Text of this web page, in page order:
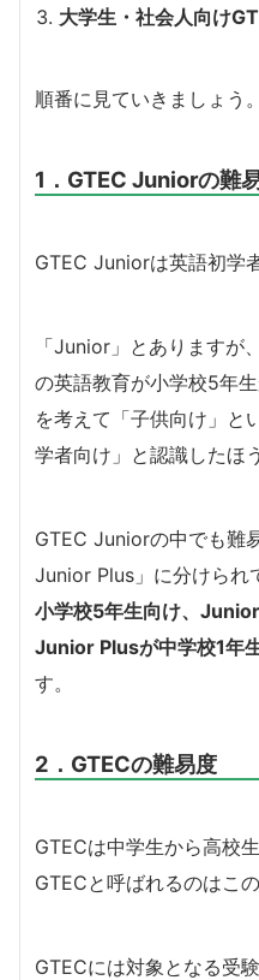
大学生・社会人向け
順番に見ていきましょう。
1．GTEC Juniorの難
GTEC Juniorは英語初学
「Junior」とありますが
の英語教育が小学校5年
を考えて「子供向け」と
学者向け」と認識したほ
GTEC Juniorの中でも難
Junior Plus」に分けられ
小学校5年生向け、
Junior Plusが中学校1年
す。
2．GTECの難易度
GTECは中学生から高校
GTECと呼ばれるのはこ
GTECには対象となる受